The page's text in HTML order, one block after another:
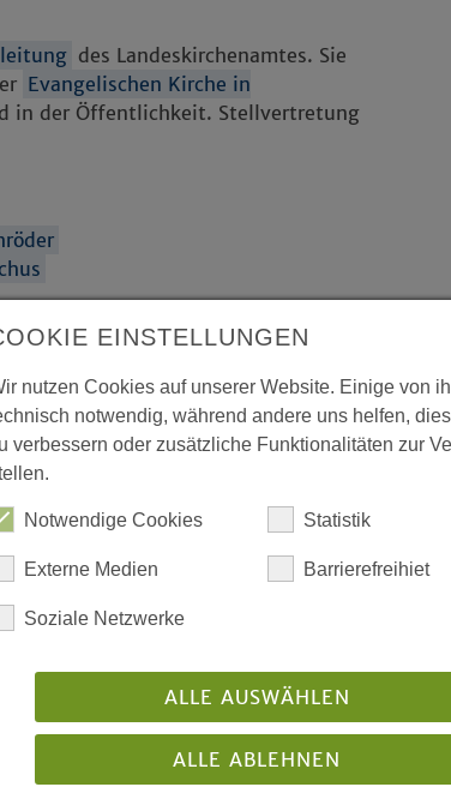
des Landeskirchenamtes. Sie
Evangelischen Kirche in
in der Öffentlichkeit. Stellvertretung
Kirchen
der
erste Schritte
EINSTELLUNGEN
nutzen Cookies auf unserer Website. Einige von
notwendig, während andere uns helfen,
verbessern oder zusätzliche Funktionalitäten zur
Notwendige Cookies Statistik
Externe Medien Barrierefreihiet
Soziale Netzwerke
ALLE AUSWÄHLEN
ALLE ABLEHNEN